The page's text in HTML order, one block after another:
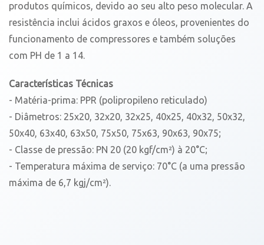
produtos químicos, devido ao seu alto peso molecular. A
resistência inclui ácidos graxos e óleos, provenientes do
funcionamento de compressores e também soluções
com PH de 1 a 14.
Características Técnicas
- Matéria-prima: PPR (polipropileno reticulado)
- Diâmetros: 25x20, 32x20, 32x25, 40x25, 40x32, 50x32,
50x40, 63x40, 63x50, 75x50, 75x63, 90x63, 90x75;
- Classe de pressão: PN 20 (20 kgf/cm²) à 20°C;
- Temperatura máxima de serviço: 70°C (a uma pressão
máxima de 6,7 kgj/cm²).